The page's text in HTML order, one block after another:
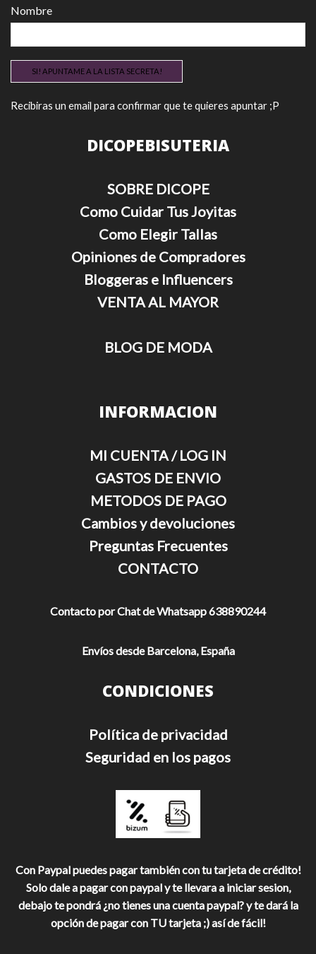
Nombre
Recibiras un email para confirmar que te quieres apuntar ;P
DICOPEBISUTERIA
SOBRE DICOPE
Como Cuidar Tus Joyitas
Como Elegir Tallas
Opiniones de Compradores
Bloggeras e Influencers
VENTA AL MAYOR
BLOG DE MODA
INFORMACION
MI CUENTA / LOG IN
GASTOS DE ENVIO
METODOS DE PAGO
Cambios y devoluciones
Preguntas Frecuentes
CONTACTO
Contacto por Chat de Whatsapp 638890244
Envíos desde Barcelona, España
CONDICIONES
Política de privacidad
Seguridad en los pagos
Con Paypal puedes pagar también con tu tarjeta de crédito!
Solo dale a pagar con paypal y te llevara a iniciar sesion,
debajo te pondrá ¿no tienes una cuenta paypal? y te dará la
opción de pagar con TU tarjeta ;) así de fácil!